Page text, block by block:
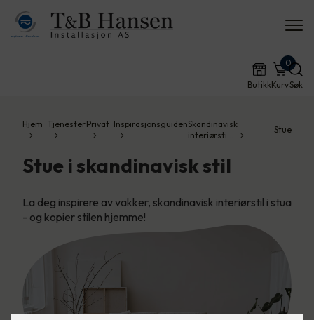
ButikkKurv
0
Søk
Hjem TjenesterPrivat InspirasjonsguidenSkandinavisk
interiørsti…
Stue
Stue i skandinavisk stil
La deg inspirere av vakker, skandinavisk interiørstil i stua
- og kopier stilen hjemme!